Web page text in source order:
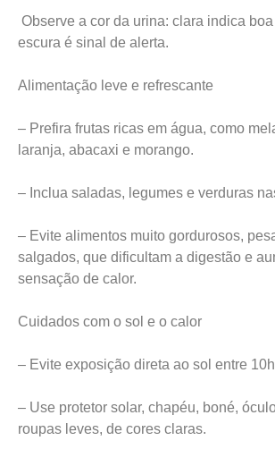
Observe a cor da urina: clara indica
escura é sinal de alerta.
Alimentação leve e refrescante
– Prefira frutas ricas em água, como
laranja, abacaxi e morango.
– Inclua saladas, legumes e verduras
– Evite alimentos muito gordurosos,
salgados, que dificultam a digestão e
sensação de calor.
Cuidados com o sol e o calor
– Evite exposição direta ao sol entre
– Use protetor solar, chapéu, boné,
roupas leves, de cores claras.